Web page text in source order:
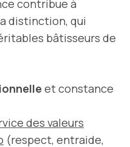
contribue à
distinction, qui
bâtisseurs de
et constance
des valeurs
(respect, entraide,